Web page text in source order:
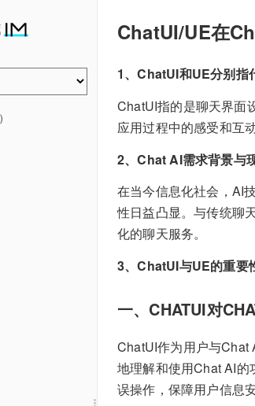
ChatUI/UE在
1、ChatUI和UE分别指
ChatUI指的是聊天界面
应用过程中的感受和互动
2、Chat AI需求背景与
在当今信息化社会，AI
性日益凸显。与传统聊
化的聊天服务。
3、ChatUI与UE的重要
一、CHATUI对
ChatUI作为用户与Chat
地理解和使用Chat AI
误操作，保障用户信息安